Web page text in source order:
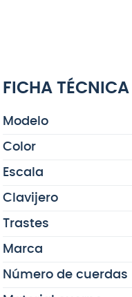
FICHA
Modelo
Color
Escala
Clavijero
Trastes
Marca
Número de cuerdas